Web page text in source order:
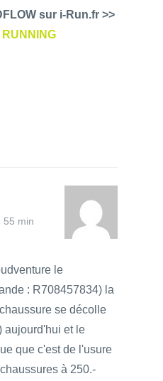
sur i-Run.fr >>
55 min
le
: R708457834) la
se décolle
aujourd'hui et le
que c'est de l'usure
à 250.-